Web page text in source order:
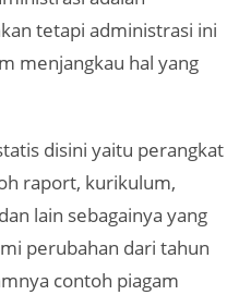
tetapi administrasi ini
menjangkau hal yang
disini yaitu perangkat
raport, kurikulum,
lain sebagainya yang
perubahan dari tahun
contoh piagam